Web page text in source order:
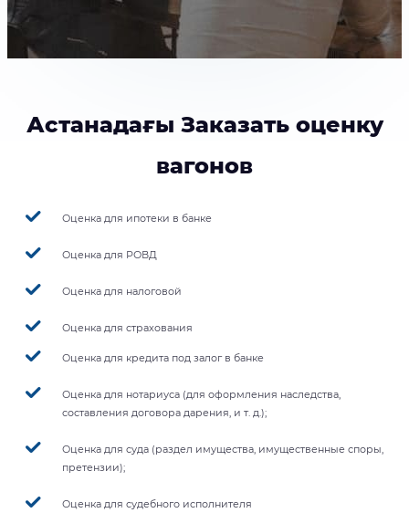
Астанадағы Заказать оценку
вагонов
Оценка для ипотеки в банке
Оценка для РОВД
Оценка для налоговой
Оценка для страхования
Оценка для кредита под залог в банке
Оценка для нотариуса (для оформления наследства,
составления договора дарения, и т. д.);
Оценка для суда (раздел имущества, имущественные споры,
претензии);
Оценка для судебного исполнителя